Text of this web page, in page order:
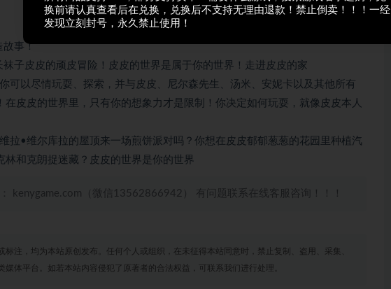
故事！
子皮皮的顽皮冒险！皮皮的世界是属于你的世界！走进皮皮的家
可以尽情玩耍、探索，并与皮皮、尼尔森先生、汤米、安妮卡以及其他所有
在皮皮的世界里，只有你的想象力才是限制！你决定如何玩耍，就像皮皮本人
拉•维尔库拉的屋顶来一场煎饼派对吗？你想在皮皮郁郁葱葱的花园里种植汽
林和克朗捉迷藏？皮皮的世界是你的世界
kenygame.com（微信13562866942） 有问题联系在线客服咨询！！！
标注，均为本站原创发布。任何个人或组织，在未征得本站同意时，禁止复制、盗用、采集、
媒体平台。如若本站内容侵犯了原著者的合法权益，可联系我们进行处理。
换前请认真查看后在兑换，兑换后不支持无理由退款！禁止倒卖！！！一经
发现立刻封号，永久禁止使用！